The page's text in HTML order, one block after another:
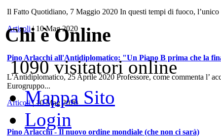
Il Fatto Quotidiano, 7 Maggio 2020 In questi tempi di fuoco,
Articoli| 10 Mag 2020
Pino Arlacchi all'Antidiplomatico: "Un Piano B prima che la
L'Antidiplomatico, 25 Aprile 2020 Professore, come commenta l’
Eurogruppo...
Articoli| 10 Mag 2020
Pino Arlacchi - Il nuovo ordine mondiale (che non ci sarà)
Chi è Online
1090 visitatori online
Mappa Sito
Login